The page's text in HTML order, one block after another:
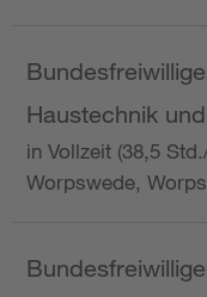
Haustechnik
in Vollzeit (38,5
Worpswede,